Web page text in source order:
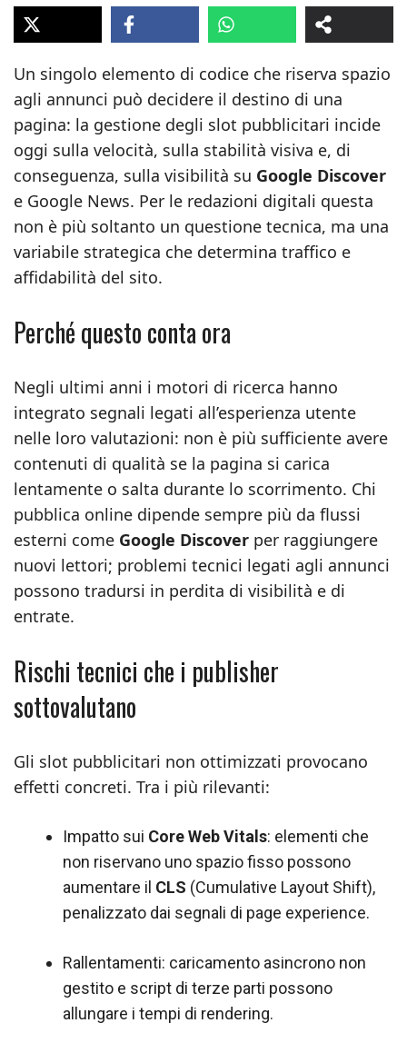
Un singolo elemento di codice che riserva spazio
agli annunci può decidere il destino di una
pagina: la gestione degli slot pubblicitari incide
oggi sulla velocità, sulla stabilità visiva e, di
conseguenza, sulla visibilità su Google Discover
e Google News. Per le redazioni digitali questa
non è più soltanto un questione tecnica, ma una
variabile strategica che determina traffico e
affidabilità del sito.
Perché questo conta ora
Negli ultimi anni i motori di ricerca hanno
integrato segnali legati all’esperienza utente
nelle loro valutazioni: non è più sufficiente avere
contenuti di qualità se la pagina si carica
lentamente o salta durante lo scorrimento. Chi
pubblica online dipende sempre più da flussi
esterni come Google Discover per raggiungere
nuovi lettori; problemi tecnici legati agli annunci
possono tradursi in perdita di visibilità e di
entrate.
Rischi tecnici che i publisher
sottovalutano
Gli slot pubblicitari non ottimizzati provocano
effetti concreti. Tra i più rilevanti:
Impatto sui Core Web Vitals: elementi che
non riservano uno spazio fisso possono
aumentare il CLS (Cumulative Layout Shift),
penalizzato dai segnali di page experience.
Rallentamenti: caricamento asincrono non
gestito e script di terze parti possono
allungare i tempi di rendering.